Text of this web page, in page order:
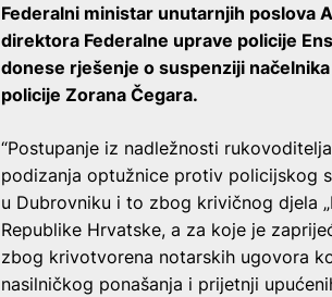
Federalni ministar unutarnjih poslova
direktora Federalne uprave policije
donese rješenje o suspenziji
policije Zorana Čegara.
“Postupanje iz nadležnosti
podizanja optužnice protiv policijskog
u Dubrovniku i to zbog krivičnog djela
Republike Hrvatske, a za koje je
zbog krivotvorena notarskih ugovora
nasilničkog ponašanja i prijetnji